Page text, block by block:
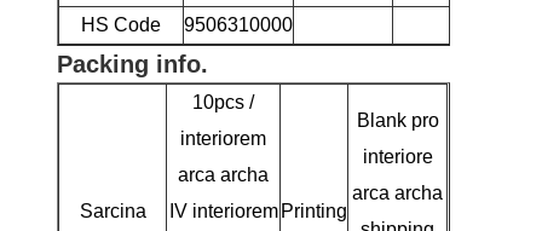
HS Code
9506310000
Packing info.
Sarcina
10pcs /
interiorem
arca archa
IV interiorem Printing
Blank pro
interiore
arca archa